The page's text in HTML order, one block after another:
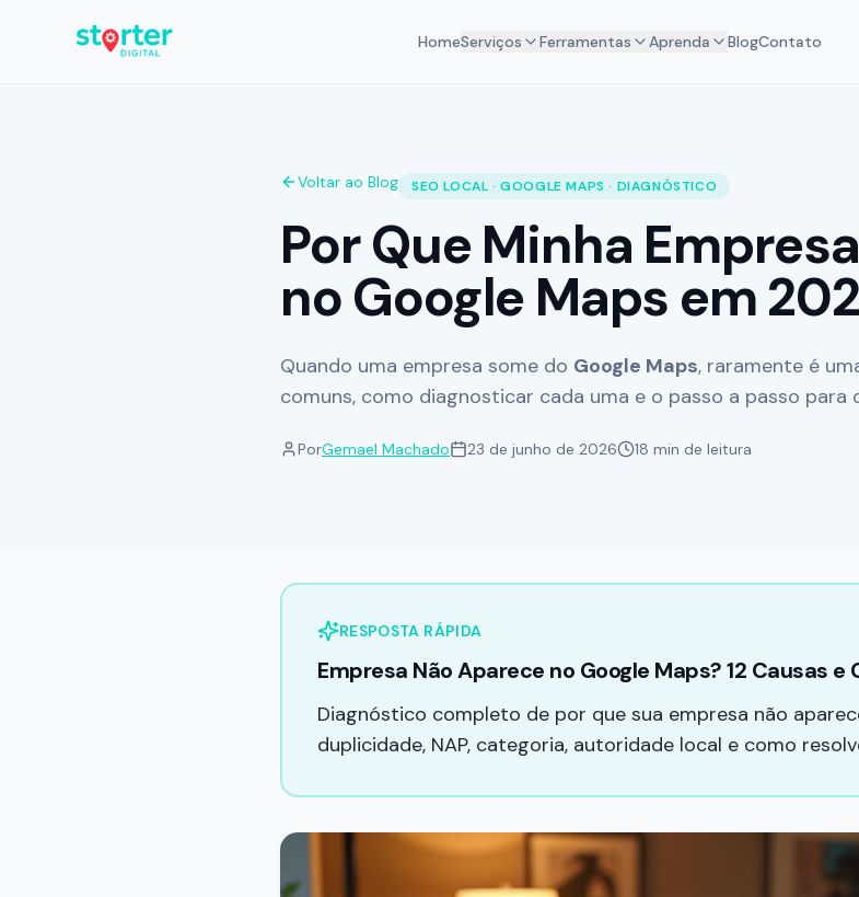
HomeServiços Ferramentas Aprenda BlogContato
Voltar ao Blog SEO LOCAL · GOOGLE MAPS · DIAGNÓSTICO
Por Que Minha
no Google Maps em
Quando uma empresa some do Google Maps, raramente é
comuns, como diagnosticar cada uma e o passo a passo para
PorGemael Machado 23 de junho de 2026 18 min de leitura
RESPOSTA RÁPIDA
Empresa Não Aparece no Google Maps? 12 Causas
Diagnóstico completo de por que sua empresa não
duplicidade, NAP, categoria, autoridade local e como